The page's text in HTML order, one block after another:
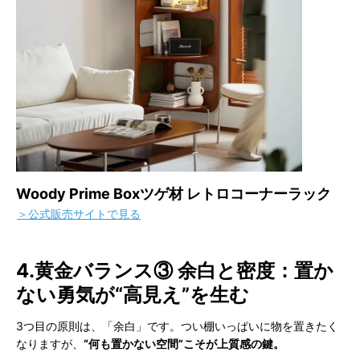
Woody Prime Boxツゲ材 レトロコーナーラック
＞公式販売サイトで見る
4.黄金バランス③ 余白と密度：置か
ない勇気が“高見え”を生む
3つ目の原則は、「余白」です。つい棚いっぱいに物を置きたく
なりますが、 “何も置かない空間”こそが上質感の鍵。